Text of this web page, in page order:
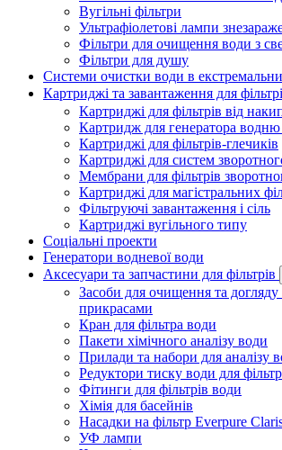
Вугільні фільтри
Ультрафіолетові лампи
Фільтри для очищення води з
Фільтри для душу
Системи очистки води в
Картриджі та завантаження для
Картриджі для фільтрів від
Картридж для генератора
Картриджі для фільтрів-глечиків
Картриджі для систем
Мембрани для фільтрів
Картриджі для магістральних
Фільтруючі завантаження і сіль
Картриджі вугільного типу
Соціальні проекти
Генератори водневої води
Аксесуари та запчастини для фільтрів
Засоби для очищення та догляду
прикрасами
Кран для фільтра води
Пакети хімічного аналізу води
Прилади та набори для аналізу
Редуктори тиску води для
Фітинги для фільтрів води
Хімія для басейнів
Насадки на фільтр Everpure
УФ лампи